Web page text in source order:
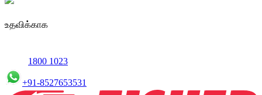
உதவிக்காக
1800 1023
+91-8527653531